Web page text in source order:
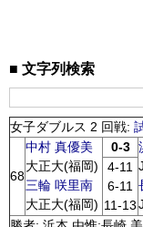
文字列検索
女子ダブルス 2 回戦:
68
中村 真優美
大正大(福岡)
三輪 咲里南
大正大(福岡)
0-3
4-11
6-11
11-13